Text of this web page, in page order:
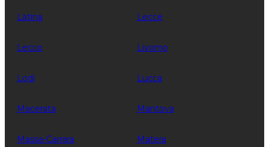
Latina Lecce
Lecco Livorno
Lodi Lucca
Macerata Mantova
Massa-Carrara Matera